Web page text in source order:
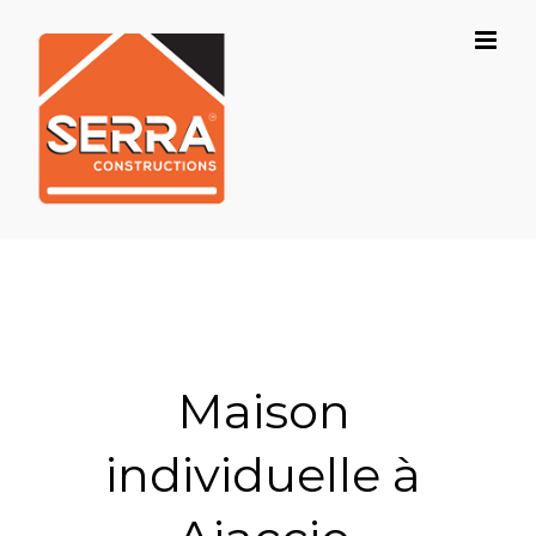
content
Maison
individuelle à